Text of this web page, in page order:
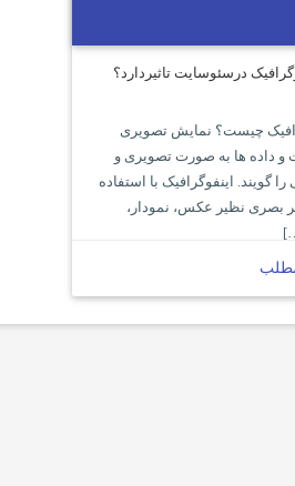
درسئوسایت تاثیردارد؟
چیست؟ نمایش تصویری
و داده ها به صورت تصویری و
را گویند. اینفوگرافیک با استفاده
بصری نظیر عکس، نمودار،
مطلب